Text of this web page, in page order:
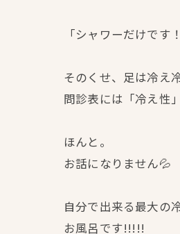
「シャワーだけです
そのくせ、足は冷え冷
問診表には「冷え性
ほんと。
お話になりません💦
自分で出来る最大の
お風呂です!!!!!